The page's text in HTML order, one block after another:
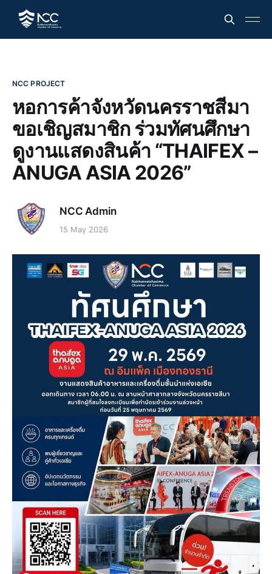
NCC PROJECT
หอการค้าจังหวัดนครราชสีมา
ขอเชิญสมาชิก ร่วมทัศนศึกษา
ดูงานแสดงสินค้า “THAIFEX –
ANUGA ASIA 2026”
NCC Admin
15 May 2026